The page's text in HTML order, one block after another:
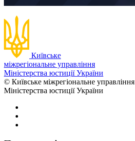
Київське
міжрегіональне управління
Міністерства юстиції України
© Київське міжрегіональне управління
Міністерства юстиції України